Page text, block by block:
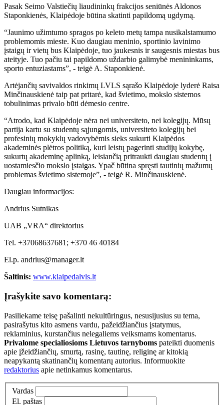
Pasak Seimo Valstiečių liaudininkų frakcijos seniūnės Aldonos
Staponkienės, Klaipėdoje būtina skatinti papildomą ugdymą.
“Jaunimo užimtumo spragos po keleto metų tampa nusikalstamumo
problemomis mieste. Kuo daugiau meninio, sportinio lavinimo
įstaigų ir vietų bus Klaipėdoje, tuo jaukesnis ir saugesnis miestas bus
ateityje. Tuo pačiu tai papildomo uždarbio galimybė menininkams,
sporto entuziastams”, - teigė A. Staponkienė.
Artėjančių savivaldos rinkimų LVLS sąrašo Klaipėdoje lyderė Raisa
Minčinauskienė taip pat pritarė, kad švietimo, mokslo sistemos
tobulinimas privalo būti dėmesio centre.
“Atrodo, kad Klaipėdoje nėra nei universiteto, nei kolegijų. Mūsų
partija kartu su studentų sąjungomis, universiteto kolegijų bei
profesinių mokyklų vadovybėmis sieks sukurti Klaipėdos
akademinės plėtros politiką, kuri leistų pagerinti studijų kokybę,
sukurtų akademinę aplinką, leisiančią pritraukti daugiau studentų į
uostamiesčio mokslo įstaigas. Ypač būtina spręsti tautinių mažumų
problemas švietimo sistemoje”, - teigė R. Minčinauskienė.
Daugiau informacijos:
Andrius Sutnikas
UAB „VRA“ direktorius
Tel. +37068637681; +370 46 40184
El.p. andrius@manager.lt
Šaltinis: www.klaipedalvls.lt
Įrašykite savo komentarą:
Pasiliekame teisę pašalinti nekultūringus, nesusijusius su tema,
pasirašytus kito asmens vardu, pažeidžiančius įstatymus,
reklaminius, kurstančius nelegaliems veiksmams komentarus.
Privalome specialiosioms Lietuvos tarnyboms pateikti duomenis
apie įžeidžiančių, smurtą, rasinę, tautinę, religinę ar kitokią
neapykantą skatinančių komentarų autorius. Informuokite
redaktorius apie netinkamus komentarus.
Vardas
El. paštas